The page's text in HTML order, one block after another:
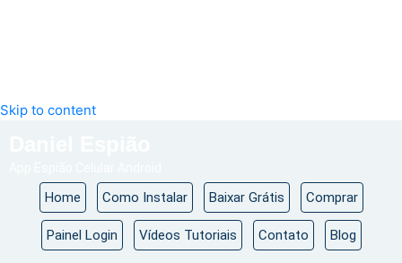
Skip to content
Home Como Instalar Baixar Grátis Comprar
Painel Login Vídeos Tutoriais Contato Blog